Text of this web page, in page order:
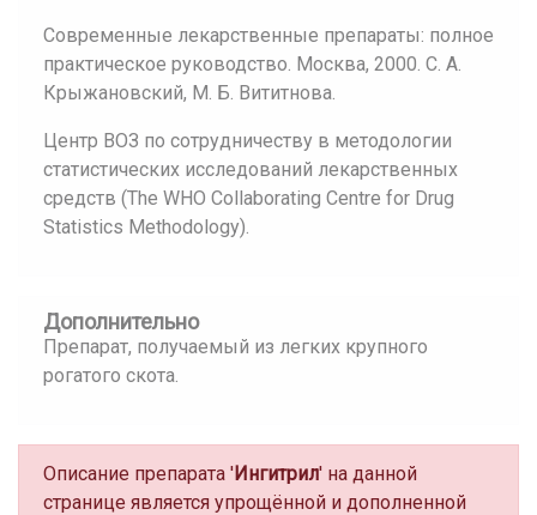
Современные лекарственные препараты: полное
практическое руководство. Москва, 2000. С. А.
Крыжановский, М. Б. Вититнова.
Центр ВОЗ по сотрудничеству в методологии
статистических исследований лекарственных
средств (The WHO Collaborating Centre for Drug
Statistics Methodology).
Дополнительно
Препарат, получаемый из легких крупного
рогатого скота.
Описание препарата 'Ингитрил' на данной
странице является упрощённой и дополненной